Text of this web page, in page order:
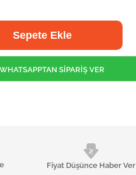
Fiyat Düşünce Haber Ver
SİPARİŞ VER